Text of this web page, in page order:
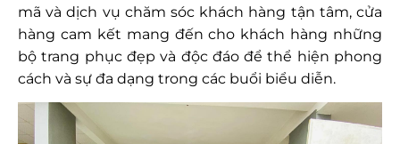
mã và dịch vụ chăm sóc khách hàng tận tâm, cửa
hàng cam kết mang đến cho khách hàng những
bộ trang phục đẹp và độc đáo để thể hiện phong
cách và sự đa dạng trong các buổi biểu diễn.